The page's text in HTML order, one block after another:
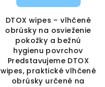
DTOX wipes – vlhčené
obrúsky na osvieženie
pokožky a bežnú
hygienu povrchov
Predstavujeme DTOX
wipes, praktické vlhčené
obrúsky určené na